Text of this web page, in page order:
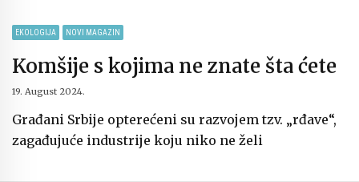
EKOLOGIJA NOVI MAGAZIN
Komšije s kojima ne znate šta ćete
19. August 2024.
Građani Srbije opterećeni su razvojem tzv. „rđave“,
zagađujuće industrije koju niko ne želi